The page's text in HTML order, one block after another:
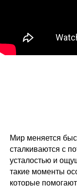
Мир меняется
сталкиваются с
усталостью и
такие моменты
которые